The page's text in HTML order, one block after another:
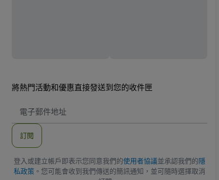
將熱門活動和優惠直接發送到您的收件匣
子
地
訂閱
登入或建立帳戶即表示您同意我們的使用者協議並承認我們的隱
私政策 。您可能會收到我們傳送的簡訊通知，並可隨時選擇取消